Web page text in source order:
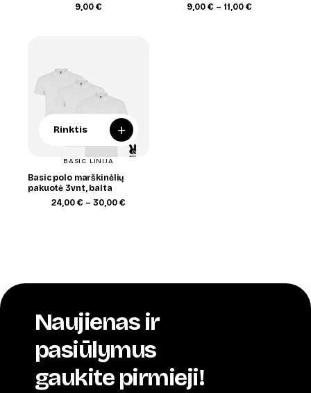
9,00 €
9,00 € – 11,00 €Price
Rinktis +
BASIC LINIJA
Basic polo marškinėlių
pakuotė 3vnt, balta
24,00 € – 30,00 €Price
Naujienas ir
pasiūlymus
gaukite pirmieji!